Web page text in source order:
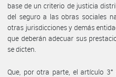
base de un criterio de justicia
del seguro a las obras sociales
otras jurisdicciones y demás
que deberán adecuar sus
se dicten.
Que, por otra parte, el artículo